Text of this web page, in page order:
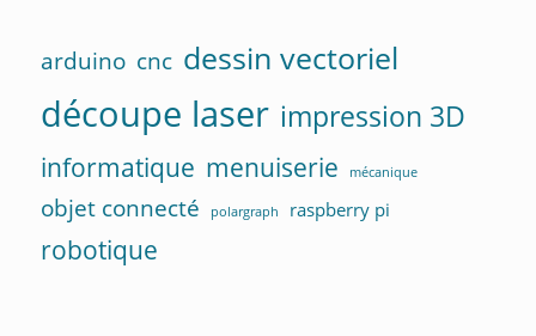
arduino cnc dessin vectoriel
découpe laser impression 3D
informatique menuiserie mécanique
objet connecté polargraph raspberry pi
robotique